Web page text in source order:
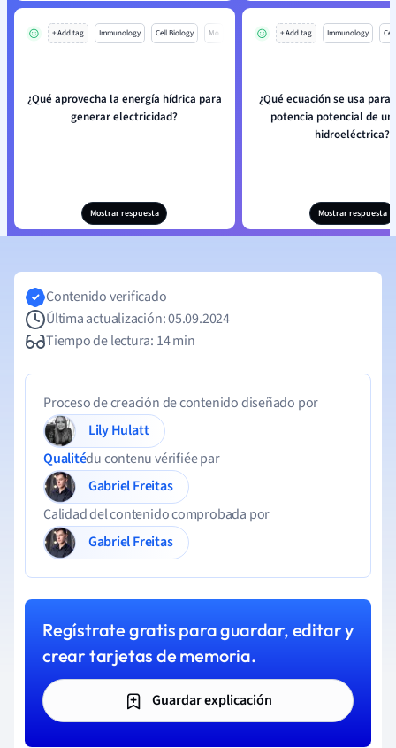
+ Add tag Immunology Cell Biology Mo
¿Qué aprovecha la energía hídrica para
generar electricidad?
Mostrar respuesta
+ Add tag Immunology
¿Qué ecuación se usa
potencia potencial de
hidroeléctrica?
Mostrar respuesta
Contenido verificado
Última actualización: 05.09.2024
Tiempo de lectura: 14 min
Proceso de creación de contenido diseñado por
Lily Hulatt
Qualitédu contenu vérifiée par
Gabriel Freitas
Calidad del contenido comprobada por
Gabriel Freitas
Regístrate gratis para guardar, editar y
crear tarjetas de memoria.
Guardar explicación